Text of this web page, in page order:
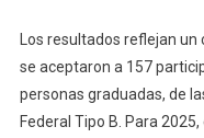
Los resultados reflejan
se aceptaron a 157
personas graduadas, de
Federal Tipo B. Para